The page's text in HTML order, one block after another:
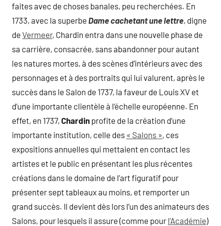
faites avec de choses banales, peu recherchées. En
1733, avec la superbe Dame cachetant une lettre, digne
de Vermeer, Chardin entra dans une nouvelle phase de
sa carrière, consacrée, sans abandonner pour autant
les natures mortes, à des scènes d’intérieurs avec des
personnages et à des portraits qui lui valurent, après le
succès dans le Salon de 1737, la faveur de Louis XV et
d’une importante clientèle à l’échelle européenne. En
effet, en 1737, Chardin profite de la création d’une
importante institution, celle des « Salons », ces
expositions annuelles qui mettaient en contact les
artistes et le public en présentant les plus récentes
créations dans le domaine de l’art figuratif pour
présenter sept tableaux au moins, et remporter un
grand succès. Il devient dès lors l’un des animateurs des
Salons, pour lesquels il assure (comme pour l’Académie)